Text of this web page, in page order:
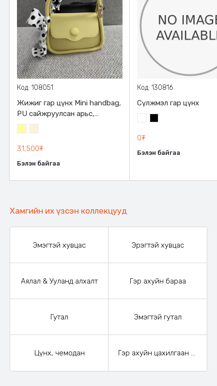
Код: 108051
Жижиг гар цүнх Mini handbag,
PU сайжруулсан арьс,
Бантикан чимэглэл, соронзон
түгжээтэй
31,500₮
Бэлэн байгаа
Код: 130816
Сүлжмэл гар цүнх
0₮
Бэлэн байгаа
Хамгийн их үзсэн коллекцууд
Эмэгтэй хувцас Эрэгтэй хувцас
Аялал & Ууланд алхалт Гэр ахуйн бараа
Гутал Эмэгтэй гутал
Цүнх, чемодан